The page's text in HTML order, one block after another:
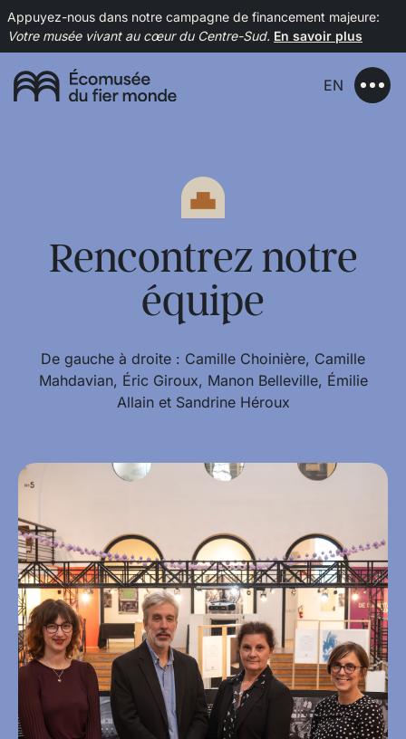
Appuyez-nous dans notre campagne de financement majeure:
Votre musée vivant au cœur du Centre-Sud. En savoir plus
EN
Rencontrez notre
équipe
De gauche à droite : Camille Choinière, Camille
Mahdavian, Éric Giroux, Manon Belleville, Émilie
Allain et Sandrine Héroux